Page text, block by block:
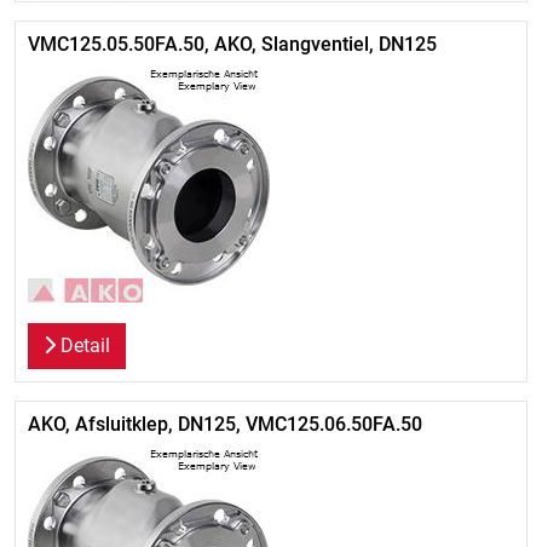
VMC125.05.50FA.50, AKO, Slangventiel, DN125
Detail
AKO, Afsluitklep, DN125, VMC125.06.50FA.50